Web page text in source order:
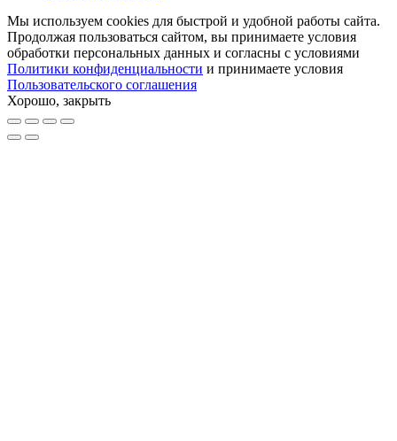
Мы используем cookies для быстрой и удобной работы сайта.
Продолжая пользоваться сайтом, вы принимаете условия
обработки персональных данных и согласны с условиями
Политики конфиденциальности и принимаете условия
Пользовательского соглашения
Хорошо, закрыть